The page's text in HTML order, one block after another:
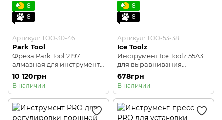
8
8
Артикул: TOO-30-46
Park Tool
Фреза Park Tool 2197
алмазная для инструмента
DT-5 и DT-5.2
10 120грн
В наличии
8
8
Артикул: TOO-53-38
Ice Toolz
Инструмент Ice Toolz 55A3
для выравнивания
роторов
678грн
В наличии